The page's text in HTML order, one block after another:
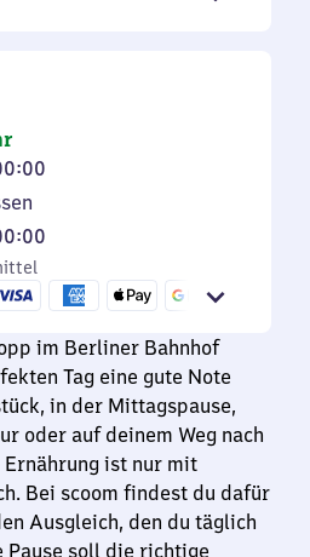
im Berliner Bahnhof
Tag eine gute Note
in der Mittagspause,
oder auf deinem Weg nach
Ernährung ist nur mit
Bei scoom findest du dafür
Ausgleich, den du täglich
Pause soll die richtige